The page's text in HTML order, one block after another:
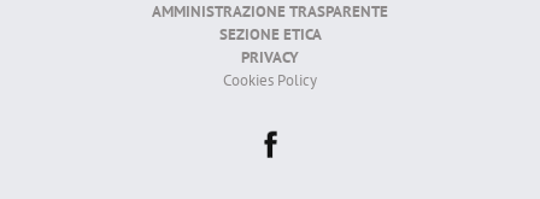
AMMINISTRAZIONE TRASPARENTE
SEZIONE ETICA
PRIVACY
Cookies Policy